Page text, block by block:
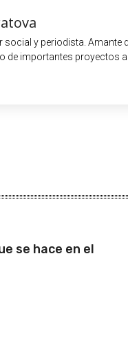
social y periodista. Amante
de importantes proyectos
se hace en el